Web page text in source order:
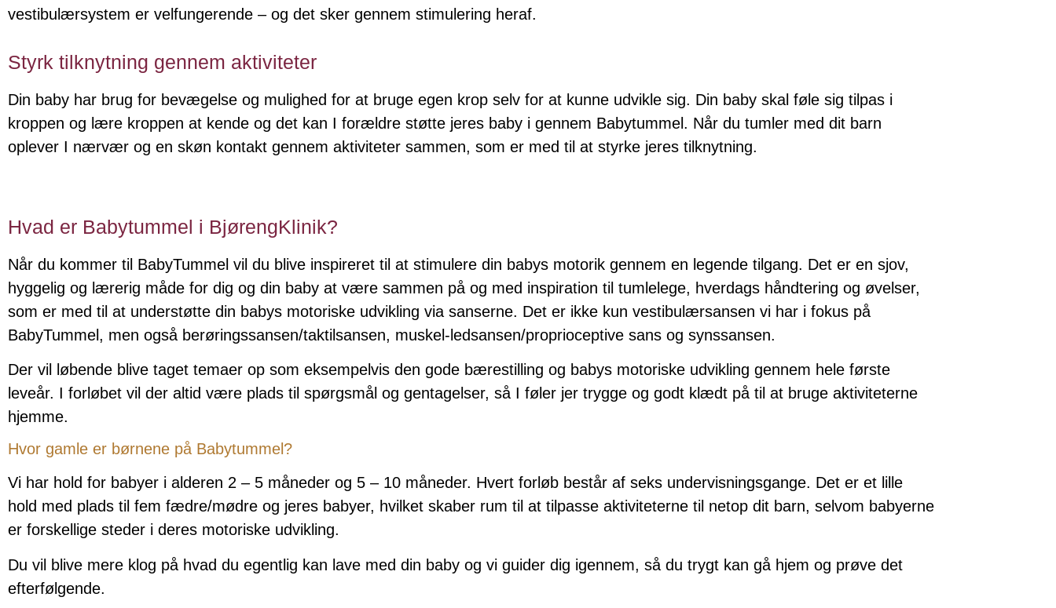
vestibulærsystem er velfungerende – og det sker gennem stimulering heraf.
Styrk tilknytning gennem aktiviteter
Din baby har brug for bevægelse og mulighed for at bruge egen krop selv for at kunne udvikle sig. Din baby skal føle sig tilpas i
kroppen og lære kroppen at kende og det kan I forældre støtte jeres baby i gennem Babytummel. Når du tumler med dit barn
oplever I nærvær og en skøn kontakt gennem aktiviteter sammen, som er med til at styrke jeres tilknytning.
Hvad er Babytummel i BjørengKlinik?
Når du kommer til BabyTummel vil du blive inspireret til at stimulere din babys motorik gennem en legende tilgang. Det er en sjov,
hyggelig og lærerig måde for dig og din baby at være sammen på og med inspiration til tumlelege, hverdags håndtering og øvelser,
som er med til at understøtte din babys motoriske udvikling via sanserne. Det er ikke kun vestibulærsansen vi har i fokus på
BabyTummel, men også berøringssansen/taktilsansen, muskel-ledsansen/proprioceptive sans og synssansen.
Der vil løbende blive taget temaer op som eksempelvis den gode bærestilling og babys motoriske udvikling gennem hele første
leveår. I forløbet vil der altid være plads til spørgsmål og gentagelser, så I føler jer trygge og godt klædt på til at bruge aktiviteterne
hjemme.
Hvor gamle er børnene på Babytummel?
Vi har hold for babyer i alderen 2 – 5 måneder og 5 – 10 måneder. Hvert forløb består af seks undervisningsgange. Det er et lille
hold med plads til fem fædre/mødre og jeres babyer, hvilket skaber rum til at tilpasse aktiviteterne til netop dit barn, selvom babyerne
er forskellige steder i deres motoriske udvikling.
Du vil blive mere klog på hvad du egentlig kan lave med din baby og vi guider dig igennem, så du trygt kan gå hjem og prøve det
efterfølgende.